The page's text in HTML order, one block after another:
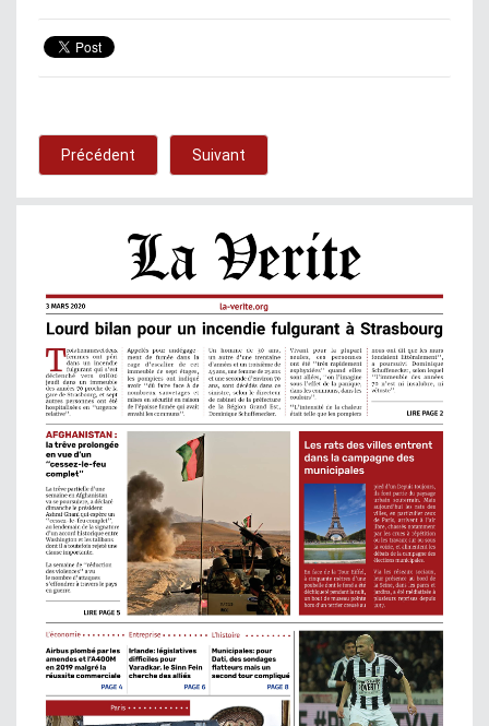
Précédent Suivant